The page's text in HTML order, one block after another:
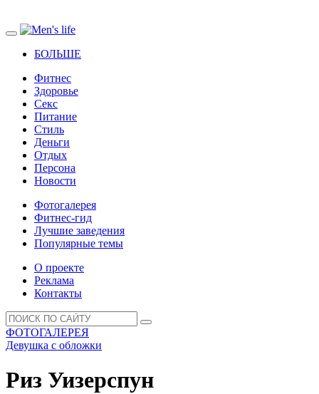
БОЛЬШЕ
Фитнес
Здоровье
Секс
Питание
Стиль
Деньги
Отдых
Персона
Новости
Фотогалерея
Фитнес-гид
Лучшие заведения
Популярные темы
О проекте
Реклама
Контакты
ФОТОГАЛЕРЕЯ
Девушка с обложки
Риз Уизерспун